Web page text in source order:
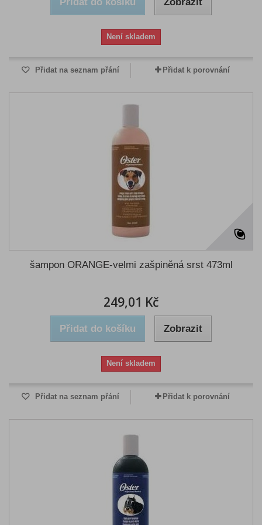
Není skladem
Přidat na seznam přání Přidat k porovnání
šampon ORANGE-velmi zašpiněná srst 473ml
249,01 Kč
Přidat do košíku Zobrazit
Není skladem
Přidat na seznam přání Přidat k porovnání